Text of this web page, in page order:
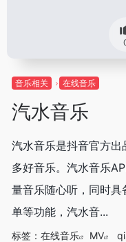
音乐相关 在线音乐
汽水音乐
汽水音乐是抖音官方
多好音乐。汽水音乐
量音乐随心听，同时
单等功能，汽水音...
标签： 在线音乐 MV